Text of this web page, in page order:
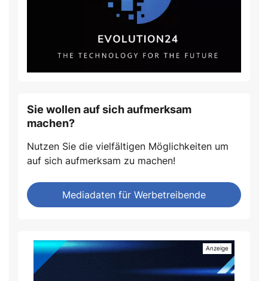
Sie wollen auf sich aufmerksam
machen?
Nutzen Sie die vielfältigen Möglichkeiten um
auf sich aufmerksam zu machen!
Mediadaten für Werbetreibende